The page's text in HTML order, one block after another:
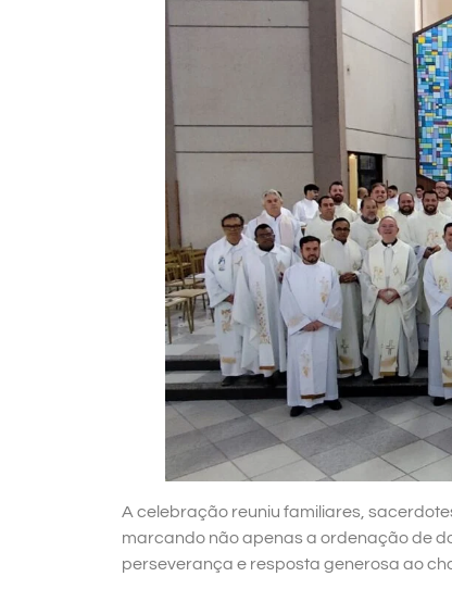
A celebração reuniu familiares,
marcando não apenas a ordenação de
perseverança e resposta generosa ao